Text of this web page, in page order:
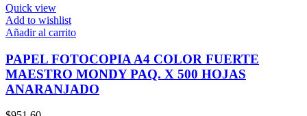
original
era:
$322.30.
Quick view
Add to wishlist
Añadir al carrito
PAPEL FOTOCOPIA A4 COLOR FUERTE
MAESTRO MONDY PAQ. X 500 HOJAS
ANARANJADO